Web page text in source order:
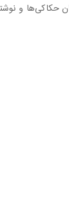
حکاکی‌ها و